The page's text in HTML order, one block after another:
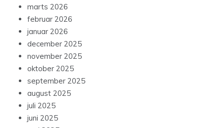
marts 2026
februar 2026
januar 2026
december 2025
november 2025
oktober 2025
september 2025
august 2025
juli 2025
juni 2025